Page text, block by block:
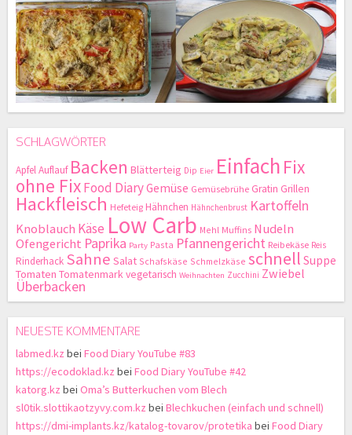
SCHLAGWÖRTER
ApfelAuflauf Backen Blätterteig Dip Eier Einfach Fix
ohne FixFood DiaryGemüse Gemüsebrühe Gratin Grillen
Hackfleisch Hefeteig Hähnchen Hähnchenbrust Kartoffeln
Knoblauch Käse Low Carb Mehl Muffins Nudeln
Ofengericht Paprika Party Pasta Pfannengericht Reibekäse Reis
Rinderhack Sahne Salat Schafskäse Schmelzkäse schnell Suppe
Tomaten Tomatenmarkvegetarisch Weihnachten Zucchini Zwiebel
Überbacken
NEUESTE KOMMENTARE
labmed.kz bei Food Diary YouTube #83
https://ecodoklad.kz bei Food Diary YouTube #42
katorg.kz bei Oma’s Butterkuchen vom Blech
sl0tik.slottikaotzyvy.com.kz bei Blechkuchen (einfach und schnell)
https://dmi-implants.kz/katalog-tovarov/protetika bei Food Diary